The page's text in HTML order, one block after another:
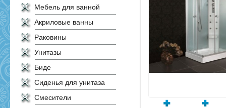
Мебель для ванной
Акриловые ванны
Раковины
Унитазы
Биде
Сиденья для унитаза
Смесители